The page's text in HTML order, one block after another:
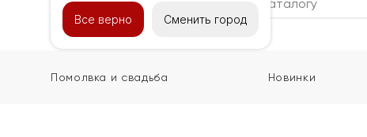
Все верно Сменить город
Каталог
Помолвка и свадьба Новинки